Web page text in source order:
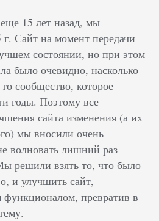
15 лет назад, мы
Сайт на момент передачи
состоянии, но при этом
было очевидно, насколько
сообщество, которое
годы. Поэтому все
сайта изменения (а их
мы вносили очень
волновать лишний раз
решили взять то, что было
и улучшить сайт,
превратив в